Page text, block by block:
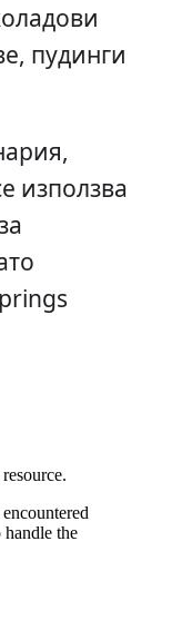
пудинги
използва